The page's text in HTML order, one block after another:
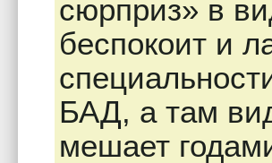
сюрприз» в
беспокоит и
БАД, а там
мешает